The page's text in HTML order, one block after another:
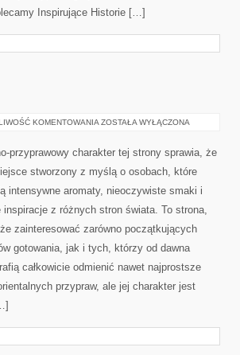
Inspirujące Historie […]
KOMENTOWANIA PERFUMY
ZOSTAŁA WYŁĄCZONA
przyprawowy charakter tej strony sprawia, że
stworzony z myślą o osobach, które
intensywne aromaty, nieoczywiste smaki i
inspiracje z różnych stron świata. To strona,
zainteresować zarówno początkujących
gotowania, jak i tych, którzy od dawna
całkowicie odmienić nawet najprostsze
przypraw, ale jej charakter jest